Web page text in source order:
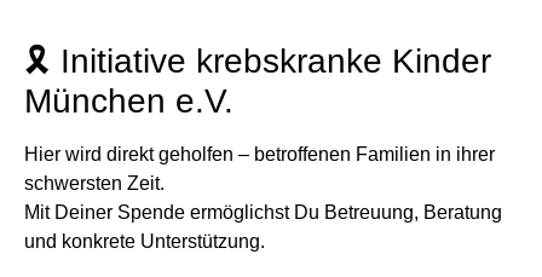
🎗️ Initiative krebskranke Kinder
München e.V.
Hier wird direkt geholfen – betroffenen Familien in ihrer
schwersten Zeit.
Mit Deiner Spende ermöglichst Du Betreuung, Beratung
und konkrete Unterstützung.